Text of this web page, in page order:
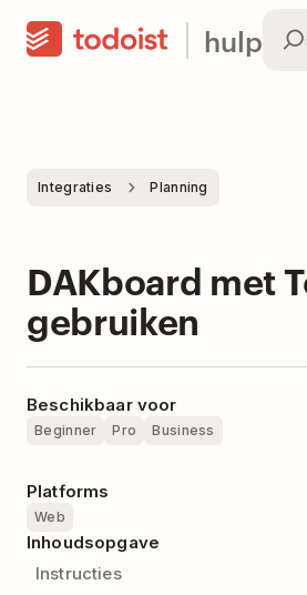
hulp
Integraties Planning
DAKboard met
gebruiken
Beschikbaar voor
Beginner Pro Business
Platforms
Web
Inhoudsopgave
Instructies